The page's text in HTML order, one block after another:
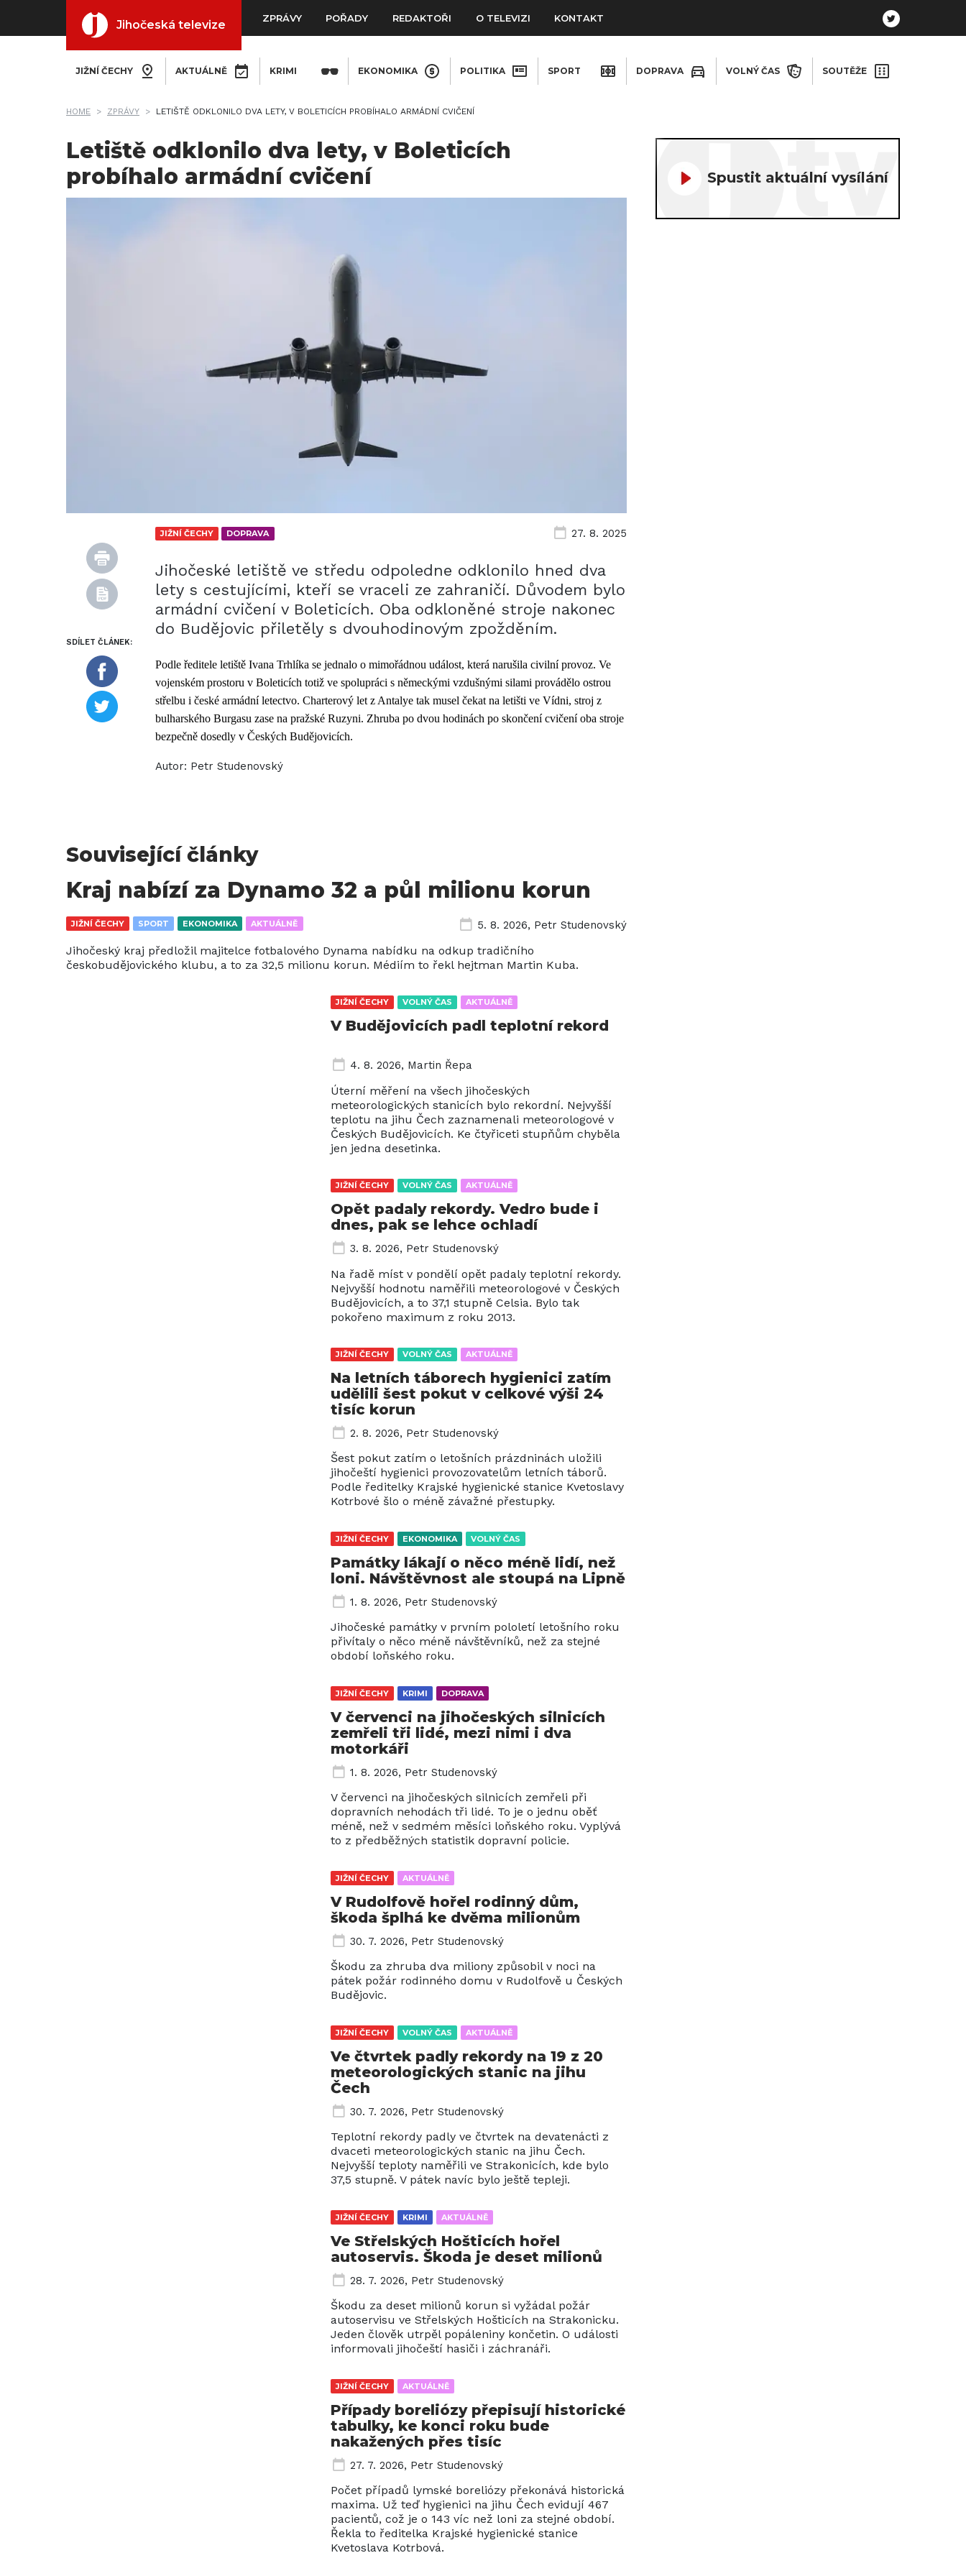
Jihočeská televize
ZPRÁVY POŘADY REDAKTOŘI O TELEVIZI KONTAKT
JIŽNÍ ČECHY AKTUÁLNĚ KRIMI EKONOMIKA POLITIKA SPORT DOPRAVA VOLNÝ ČAS SOUTĚŽE
HOME ZPRÁVY LETIŠTĚ ODKLONILO DVA LETY, V BOLETICÍCH PROBÍHALO ARMÁDNÍ CVIČENÍ
Letiště odklonilo dva lety, v Boleticích
probíhalo armádní cvičení
SDÍLET ČLÁNEK:
JIŽNÍ ČECHY DOPRAVA 27. 8. 2025
Jihočeské letiště ve středu odpoledne odklonilo hned dva
lety s cestujícími, kteří se vraceli ze zahraničí. Důvodem bylo
armádní cvičení v Boleticích. Oba odkloněné stroje nakonec
do Budějovic přiletěly s dvouhodinovým zpožděním.
Podle ředitele letiště Ivana Trhlíka se jednalo o mimořádnou událost, která narušila civilní provoz. Ve
vojenském prostoru v Boleticích totiž ve spolupráci s německými vzdušnými silami provádělo ostrou
střelbu i české armádní letectvo. Charterový let z Antalye tak musel čekat na letišti ve Vídni, stroj z
bulharského Burgasu zase na pražské Ruzyni. Zhruba po dvou hodinách po skončení cvičení oba stroje
bezpečně dosedly v Českých Budějovicích.
Autor: Petr Studenovský
Související články
JIŽNÍ ČECHY SPORT EKONOMIKA AKTUÁLNĚ
Kraj nabízí za Dynamo 32 a půl milionu korun
5. 8. 2026, Petr Studenovský
Jihočeský kraj předložil majitelce fotbalového Dynama nabídku na odkup tradičního
českobudějovického klubu, a to za 32,5 milionu korun. Médiím to řekl hejtman Martin Kuba.
JIŽNÍ ČECHY VOLNÝ ČAS AKTUÁLNĚ
V Budějovicích padl teplotní rekord
4. 8. 2026, Martin Řepa
Úterní měření na všech jihočeských
meteorologických stanicích bylo rekordní. Nejvyšší
teplotu na jihu Čech zaznamenali meteorologové v
Českých Budějovicích. Ke čtyřiceti stupňům chyběla
jen jedna desetinka.
JIŽNÍ ČECHY VOLNÝ ČAS AKTUÁLNĚ
Opět padaly rekordy. Vedro bude i
dnes, pak se lehce ochladí
3. 8. 2026, Petr Studenovský
Na řadě míst v pondělí opět padaly teplotní rekordy.
Nejvyšší hodnotu naměřili meteorologové v Českých
Budějovicích, a to 37,1 stupně Celsia. Bylo tak
pokořeno maximum z roku 2013.
JIŽNÍ ČECHY VOLNÝ ČAS AKTUÁLNĚ
Na letních táborech hygienici zatím
udělili šest pokut v celkové výši 24
tisíc korun
2. 8. 2026, Petr Studenovský
Šest pokut zatím o letošních prázdninách uložili
jihočeští hygienici provozovatelům letních táborů.
Podle ředitelky Krajské hygienické stanice Kvetoslavy
Kotrbové šlo o méně závažné přestupky.
JIŽNÍ ČECHY EKONOMIKA VOLNÝ ČAS
Památky lákají o něco méně lidí, než
loni. Návštěvnost ale stoupá na Lipně
1. 8. 2026, Petr Studenovský
Jihočeské památky v prvním pololetí letošního roku
přivítaly o něco méně návštěvníků, než za stejné
období loňského roku.
JIŽNÍ ČECHY KRIMI DOPRAVA
V červenci na jihočeských silnicích
zemřeli tři lidé, mezi nimi i dva
motorkáři
1. 8. 2026, Petr Studenovský
V červenci na jihočeských silnicích zemřeli při
dopravních nehodách tři lidé. To je o jednu oběť
méně, než v sedmém měsíci loňského roku. Vyplývá
to z předběžných statistik dopravní policie.
JIŽNÍ ČECHY AKTUÁLNĚ
V Rudolfově hořel rodinný dům,
škoda šplhá ke dvěma milionům
30. 7. 2026, Petr Studenovský
Škodu za zhruba dva miliony způsobil v noci na
pátek požár rodinného domu v Rudolfově u Českých
Budějovic.
JIŽNÍ ČECHY VOLNÝ ČAS AKTUÁLNĚ
Ve čtvrtek padly rekordy na 19 z 20
meteorologických stanic na jihu
Čech
30. 7. 2026, Petr Studenovský
Teplotní rekordy padly ve čtvrtek na devatenácti z
dvaceti meteorologických stanic na jihu Čech.
Nejvyšší teploty naměřili ve Strakonicích, kde bylo
37,5 stupně. V pátek navíc bylo ještě tepleji.
JIŽNÍ ČECHY KRIMI AKTUÁLNĚ
Ve Střelských Hošticích hořel
autoservis. Škoda je deset milionů
28. 7. 2026, Petr Studenovský
Škodu za deset milionů korun si vyžádal požár
autoservisu ve Střelských Hošticích na Strakonicku.
Jeden člověk utrpěl popáleniny končetin. O události
informovali jihočeští hasiči i záchranáři.
JIŽNÍ ČECHY AKTUÁLNĚ
Případy boreliózy přepisují historické
tabulky, ke konci roku bude
nakažených přes tisíc
27. 7. 2026, Petr Studenovský
Počet případů lymské boreliózy překonává historická
maxima. Už teď hygienici na jihu Čech evidují 467
pacientů, což je o 143 víc než loni za stejné období.
Řekla to ředitelka Krajské hygienické stanice
Kvetoslava Kotrbová.
Spustit aktuální vysílání